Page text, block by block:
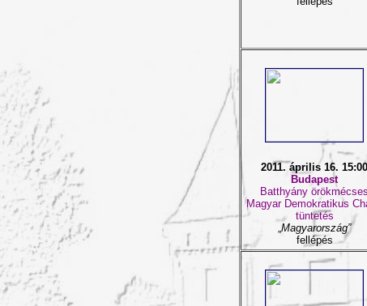
2011. április 16. 15:00
Budapest
Batthyány örökmécses
Magyar Demokratikus
tüntetés
„Magyarország”
fellépés